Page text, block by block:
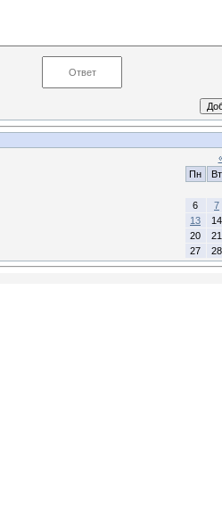
Пн
Вт
6
7
13
14
20
21
27
28